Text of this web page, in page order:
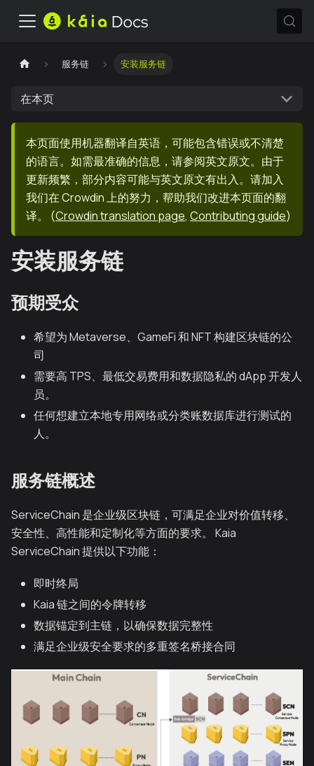
服务链 安装服务链
在本页
本页面使用机器翻译自英语，可能包含错误或不清楚
的语言。如需最准确的信息，请参阅英文原文。由于
更新频繁，部分内容可能与英文原文有出入。请加入
我们在 Crowdin 上的努力，帮助我们改进本页面的翻
译。
(Crowdin translation page, Contributing guide)
安装服务链
预期受众
希望为 Metaverse、GameFi 和 NFT 构建区块链的公
司
需要高 TPS、最低交易费用和数据隐私的 dApp 开发人
员。
任何想建立本地专用网络或分类账数据库进行测试的
人。
服务链概述
ServiceChain 是企业级区块链，可满足企业对价值转移、
安全性、高性能和定制化等方面的要求。 Kaia
ServiceChain 提供以下功能：
即时终局
Kaia 链之间的令牌转移
数据锚定到主链，以确保数据完整性
满足企业级安全要求的多重签名桥接合同